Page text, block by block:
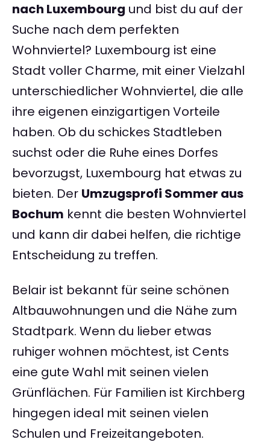
nach Luxembourg und bist du auf der
Suche nach dem perfekten
Wohnviertel? Luxembourg ist eine
Stadt voller Charme, mit einer Vielzahl
unterschiedlicher Wohnviertel, die alle
ihre eigenen einzigartigen Vorteile
haben. Ob du schickes Stadtleben
suchst oder die Ruhe eines Dorfes
bevorzugst, Luxembourg hat etwas zu
bieten. Der Umzugsprofi Sommer aus
Bochum kennt die besten Wohnviertel
und kann dir dabei helfen, die richtige
Entscheidung zu treffen.
Belair ist bekannt für seine schönen
Altbauwohnungen und die Nähe zum
Stadtpark. Wenn du lieber etwas
ruhiger wohnen möchtest, ist Cents
eine gute Wahl mit seinen vielen
Grünflächen. Für Familien ist Kirchberg
hingegen ideal mit seinen vielen
Schulen und Freizeitangeboten.